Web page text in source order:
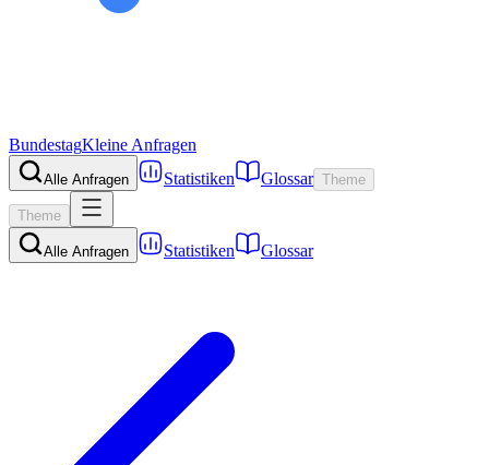
BundestagKleine Anfragen
Alle Anfragen Statistiken Glossar Theme
Theme
Alle Anfragen Statistiken Glossar